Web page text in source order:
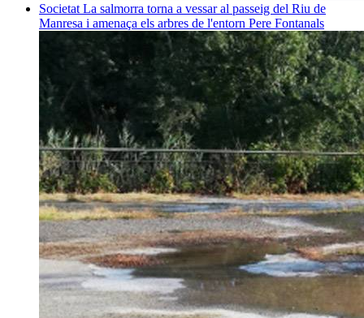
Societat La salmorra torna a vessar al passeig del Riu de
Manresa i amenaça els arbres de l'entorn Pere Fontanals